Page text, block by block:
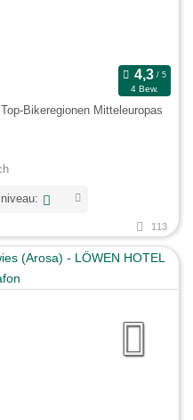
4 Bew.
Bikeregionen Mitteleuropas
113